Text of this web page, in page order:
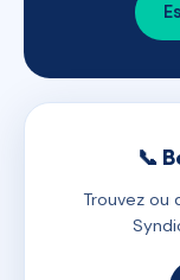
📞
Trouvez ou